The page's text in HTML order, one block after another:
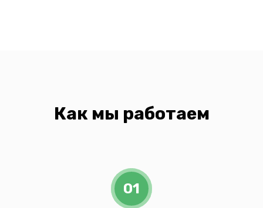
Как мы работаем
01